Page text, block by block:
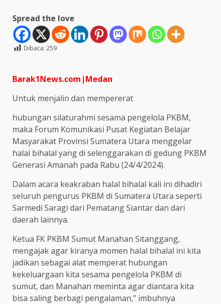
Spread the love
Dibaca: 259
Barak1News.com|Medan
Untuk menjalin dan mempererat
hubungan silaturahmi sesama pengelola PKBM,
maka Forum Komunikasi Pusat Kegiatan Belajar
Masyarakat Provinsi Sumatera Utara menggelar
halal bihalal yang di selenggarakan di gedung PKBM
Generasi Amanah pada Rabu (24/4/2024).
Dalam acara keakraban halal bihalal kali ini dihadiri
seluruh pengurus PKBM di Sumatera Utara seperti
Sarmedi Saragi dari Pematang Siantar dan dari
daerah lainnya.
Ketua FK PKBM Sumut Manahan Sitanggang,
mengajak agar kiranya momen halal bihalal ini kita
jadikan sebagai alat memperat hubungan
kekeluargaan kita sesama pengelola PKBM di
sumut, dan Manahan meminta agar diantara kita
bisa saling berbagi pengalaman,” imbuhnya